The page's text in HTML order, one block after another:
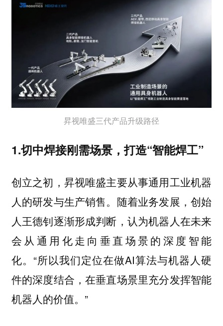
昇视唯盛三代产品升级路径
1.切中焊接刚需场景，打造“智能焊工”
创立之初，昇视唯盛主要从事通用工业机器
人的研发与生产销售。 随着业务发展，创始
人王德钊逐渐形成判断，认为机器人在未来
会从通用化走向垂直场景的深度智能
化。 “所以我们定位在做AI算法与机器人硬
件的深度结合，在垂直场景里充分发挥智能
机器人的价值。”